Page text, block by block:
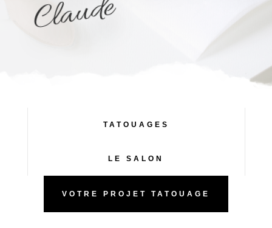
e
TATOUAGES
LE SALON
VOTRE PROJET TATOUAGE